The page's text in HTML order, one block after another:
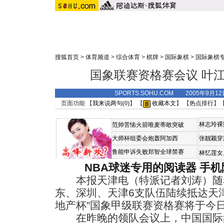
搜狐首页 > 体育频道 > 综合体育 > 棋牌 > 国际象棋 > 国际象棋
国象联赛资格赛会议 叶
SPORTS.SOHU.COM 2005年9月
页面功能 【我来说两句(0)】 【 收藏本文 】 【热点排行】
范帅苦恼火箭唯麦蒂敢突破
大师杯组委会炮轰阿加西
鲁能申诉失败郑智全球禁赛
林志玲
张靓颖
林忆莲
NBA球迷专用的阅读器 手
本报天津电（特派记者刘涛）随
东、深圳、天津6支队伍陆续抵达天
地产杯”国象甲级联赛资格赛将于今
在昨晚的领队会议上，中国国际